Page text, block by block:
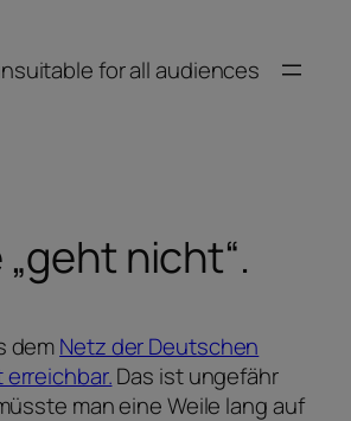
for all audiences
nicht“.
demNetz der Deutschen
Das ist ungefähr
man eine Weile lang auf